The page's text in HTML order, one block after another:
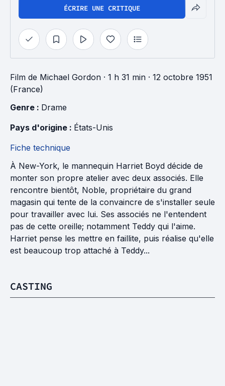
ÉCRIRE UNE CRITIQUE
Film de Michael Gordon · 1 h 31 min · 12 octobre 1951
(France)
Genre : Drame
Pays d'origine : États-Unis
Fiche technique
À New-York, le mannequin Harriet Boyd décide de
monter son propre atelier avec deux associés. Elle
rencontre bientôt, Noble, propriétaire du grand
magasin qui tente de la convaincre de s'installer seule
pour travailler avec lui. Ses associés ne l'entendent
pas de cette oreille; notamment Teddy qui l'aime.
Harriet pense les mettre en faillite, puis réalise qu'elle
est beaucoup trop attaché à Teddy...
CASTING